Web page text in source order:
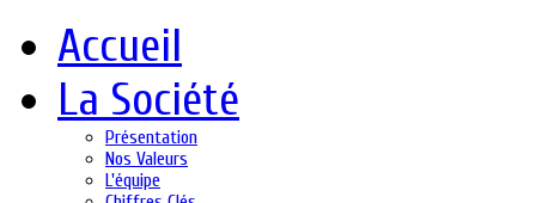
Accueil
La Société
Présentation
Nos Valeurs
L'équipe